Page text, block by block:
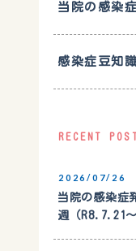
当院の感染
感染症豆知
RECENT
2026/07/26
当院の感染症
週（R8.7.21